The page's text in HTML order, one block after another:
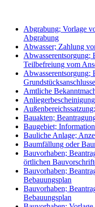
Abgrabung; Vorlage
Abgrabung
Abwasser; Zahlung
Abwasserentsorgung;
Teilbefreiung vom
Abwasserentsorgung;
Amtliche
Bauakten;
Baugebiet;
Bauliche Anlage;
Baumfällung oder
Bauvorhaben;
örtlichen
Bauvorhaben;
Bebauungsplan
Bauvorhaben;
Bebauungsplan